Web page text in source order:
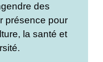
des
présence pour
la santé et